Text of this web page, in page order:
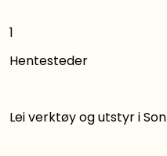
1
Hentesteder
Lei verktøy og utstyr i